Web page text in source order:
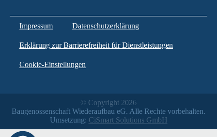
Impressum Datenschutzerklärung
Erklärung zur Barrierefreiheit für Dienstleistungen
Cookie-Einstellungen
© Copyright 2026
Baugenossenschaft Wiederaufbau eG. Alle Rechte vorbehalten.
Umsetzung: CiSmart Solutions GmbH
Weitere Informationen über den gesperrten Inhalt.